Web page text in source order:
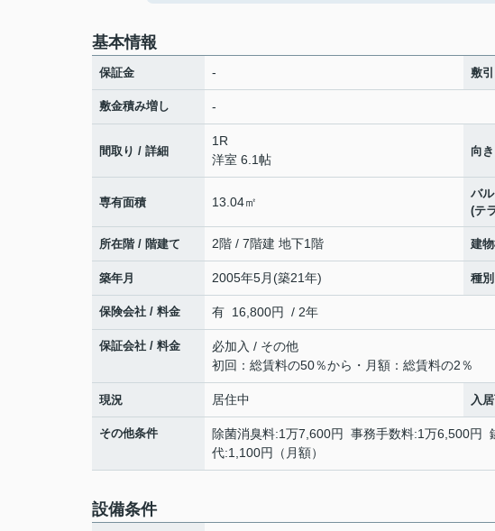
基本情報
保証金 - 敷
敷金積み増し -
間取り / 詳細
1R
洋室 6.1帖
向き
専有面積 13.04㎡
バ
(テ
所在階 / 階建て 2階 / 7階建 地下1階 建
築年月 2005年5月(築21年) 種別
保険会社 / 料金 有 16,800円 / 2年
保証会社 / 料金
必加入 / その他
初回：総賃料の50％から・月額：総賃料の2％
現況 居住中 入
その他条件
除菌消臭料:1万7,600円 事務手数料:1万6,500円
代:1,100円（月額）
設備条件